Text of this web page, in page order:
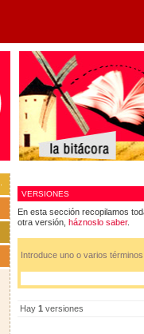
VERSIONES
En esta sección recopilamos
otra versión, háznoslo saber.
Introduce uno o varios
Hay 1 versiones